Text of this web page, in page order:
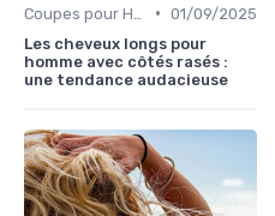
• 01/09/2025
Les cheveux longs pour
homme avec côtés rasés :
une tendance audacieuse